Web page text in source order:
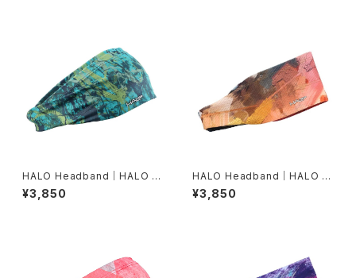
HALO Headband｜HALO バ
ンディット JP（Movas）
¥3,850
HALO Headband｜HALO バ
ンディット JP（Air modern oi
l）
¥3,850